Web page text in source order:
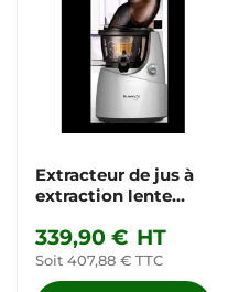
Extracteur de jus à
extraction lente
339,90 € HT
Soit 407,88 € TTC